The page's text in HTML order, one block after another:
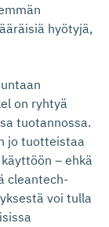
hyötyjä,
on ryhtyä
tuotannossa.
jo tuotteistaa
– ehkä
cleantech-
voi tulla